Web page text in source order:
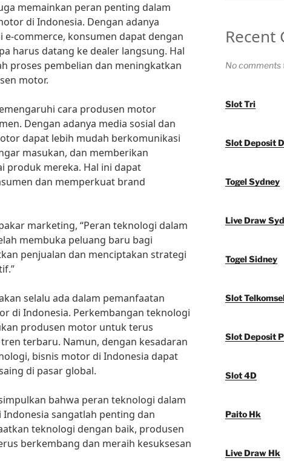
memainkan peran penting dalam
di Indonesia. Dengan adanya
commerce, konsumen dapat dengan
harus datang ke dealer langsung. Hal
proses pembelian dan meningkatkan
motor.
cara produsen motor
Dengan adanya media sosial dan
dapat lebih mudah berkomunikasi
masukan, dan memberikan
produk mereka. Hal ini dapat
dan memperkuat brand
marketing, “Peran teknologi dalam
membuka peluang baru bagi
penjualan dan menciptakan strategi
selalu ada dalam pemanfaatan
di Indonesia. Perkembangan teknologi
produsen motor untuk terus
terbaru. Namun, dengan kesadaran
bisnis motor di Indonesia dapat
di pasar global.
bahwa peran teknologi dalam
sangatlah penting dan
teknologi dengan baik, produsen
berkembang dan meraih kesuksesan
Recent
No comments
Slot Tri
Slot Deposit
Togel Sydney
Live Draw
Togel Sidney
Slot
Slot Deposit
Slot 4D
Paito Hk
Live Draw Hk